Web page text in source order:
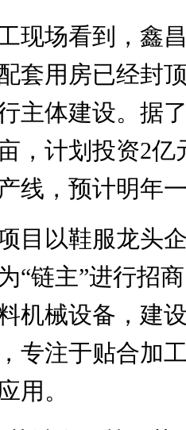
场看到，鑫昌
套用房已经封
主体建设。据
，计划投资2亿
线，预计明年
以鞋服龙头
“链主”进行招
机械设备，建
专注于贴合加
用。